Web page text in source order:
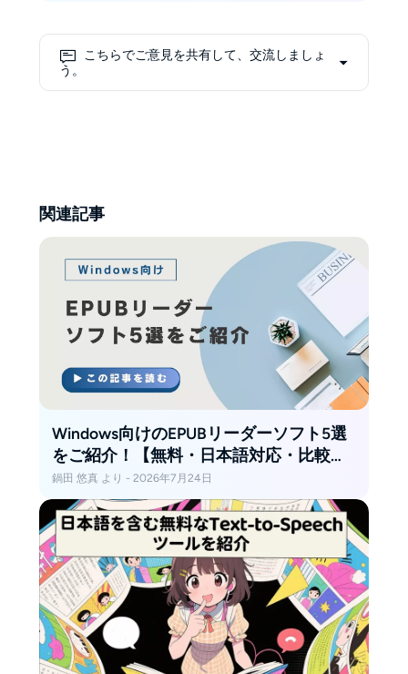
れたユーザーフレンドリーな体験
以外では、オーディオブックのト
レンドを探求し、Reddit で知見を
共有し、デジタル読書文化に関す
るポッドキャストの制作を楽しん
でいます。
こちらでご意見を共有して、交流しましょ
う。
関連記事
Windows向けのEPUBリーダーソフト5選
をご紹介！【無料・日本語対応・比較表
あり】
鍋田 悠真 より - 2026年7月24日